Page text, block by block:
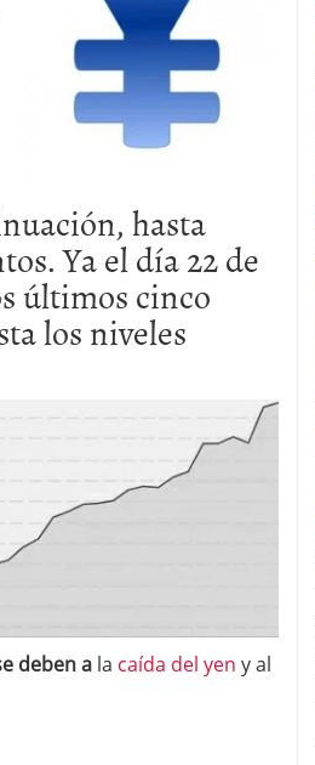
hasta
Ya el día 22 de
últimos cinco
los niveles
deben a la caída del yen y al